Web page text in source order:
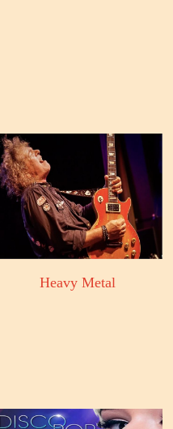
Heavy Metal